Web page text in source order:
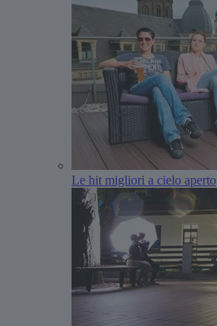
Le hit migliori a cielo aperto